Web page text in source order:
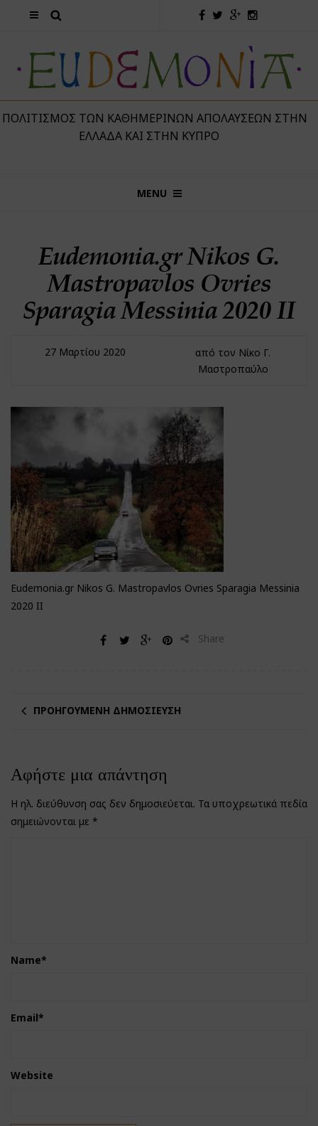
ΤΩΝ ΚΑΘΗΜΕΡΙΝΏΝ ΑΠΟΛΑΎΣΕΩΝ ΣΤΗΝ
ΕΛΛΆΔΑ ΚΑΙ ΣΤΗΝ ΚΎΠΡΟ
MENU
Eudemonia.gr Nikos G.
Mastropavlos Ovries
Sparagia Messinia 2020 II
27 Μαρτίου 2020
από τον Νίκο Γ.
Μαστροπαύλο
Eudemonia.gr Nikos G. Mastropavlos Ovries Sparagia Messinia
2020 II
Share
ΠΡΟΗΓΟΎΜΕΝΗ ΔΗΜΟΣΊΕΥΣΗ
Αφήστε μια απάντηση
Η ηλ. διεύθυνση σας δεν δημοσιεύεται. Τα υποχρεωτικά πεδία
σημειώνονται με *
Name*
Email*
Website